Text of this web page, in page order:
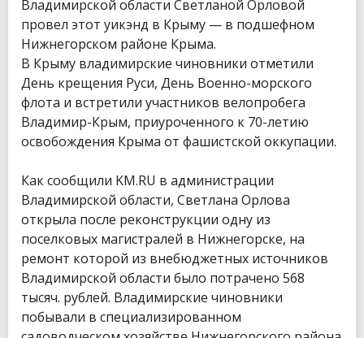
Владимирской области Светланой Орловой
провел этот уикэнд в Крыму — в подшефном
Нижнегорском районе Крыма.
В Крыму владимирские чиновники отметили
День крещения Руси, День Военно-морского
флота и встретили участников велопробега
Владимир-Крым, приуроченного к 70-летию
освобождения Крыма от фашистской оккупации.
Как сообщили KM.RU в администрации
Владимирской области, Светлана Орлова
открыла после реконструкции одну из
поселковых магистралей в Нижнегорске, на
ремонт которой из внебюджетных источников
Владимирской области было потрачено 568
тысяч. рублей. Владимирские чиновники
побывали в специализированном